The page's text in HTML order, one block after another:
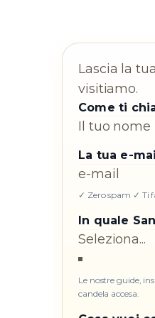
Lascia la
visitiamo.
Come ti
La tua e-
✓ Zero spam ✓ Ti
In quale
Le nostre guide,
candela accesa.